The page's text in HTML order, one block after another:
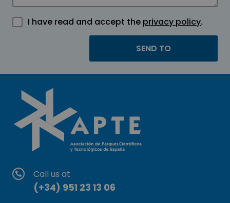
I have read and accept the privacy policy.
Call us at
(+34) 951 23 13 06